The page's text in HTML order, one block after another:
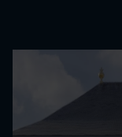
À propos de
Soutenez-